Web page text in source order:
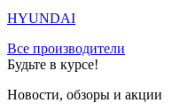
HYUNDAI
Все производители
Будьте в курсе!
Новости, обзоры и акции